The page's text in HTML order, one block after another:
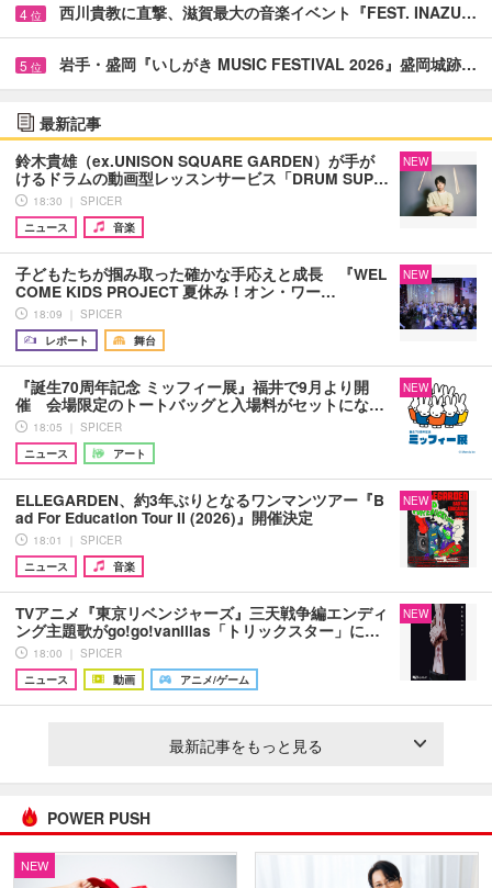
4 位 西川貴教に直撃、滋賀最大の音楽イベント『FEST. INAZU…
5 位 岩手・盛岡『いしがき MUSIC FESTIVAL 2026』盛岡城跡…
最新記事
鈴木貴雄（ex.UNISON SQUARE GARDEN）が手が
けるドラムの動画型レッスンサービス「DRUM SUP…
18:30 ｜ SPICER
ニュース
音楽
NEW
子どもたちが掴み取った確かな手応えと成長 『WEL
COME KIDS PROJECT 夏休み！オン・ワー…
18:09 ｜ SPICER
レポート
舞台
NEW
『誕生70周年記念 ミッフィー展』福井で9月より開
催 会場限定のトートバッグと入場料がセットにな…
18:05 ｜ SPICER
ニュース
アート
NEW
ELLEGARDEN、約3年ぶりとなるワンマンツアー『B
ad For Education Tour II (2026)』開催決定
18:01 ｜ SPICER
ニュース
音楽
NEW
TVアニメ『東京リベンジャーズ』三天戦争編エンディ
ング主題歌がgo!go!vanillas「トリックスター」に…
18:00 ｜ SPICER
ニュース
動画 アニメ/ゲーム
NEW
最新記事をもっと見る
POWER PUSH
NEW